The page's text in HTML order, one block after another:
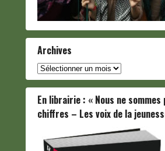
Archives
Archives
En librairie : « Nous ne sommes
chiffres – Les voix de la